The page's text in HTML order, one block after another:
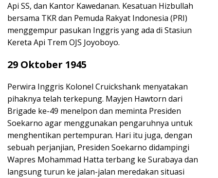
Api SS, dan Kantor Kawedanan. Kesatuan Hizbullah
bersama TKR dan Pemuda Rakyat Indonesia (PRI)
menggempur pasukan Inggris yang ada di Stasiun
Kereta Api Trem OJS Joyoboyo.
29 Oktober 1945
Perwira Inggris Kolonel Cruickshank menyatakan
pihaknya telah terkepung. Mayjen Hawtorn dari
Brigade ke-49 menelpon dan meminta Presiden
Soekarno agar menggunakan pengaruhnya untuk
menghentikan pertempuran. Hari itu juga, dengan
sebuah perjanjian, Presiden Soekarno didampingi
Wapres Mohammad Hatta terbang ke Surabaya dan
langsung turun ke jalan-jalan meredakan situasi